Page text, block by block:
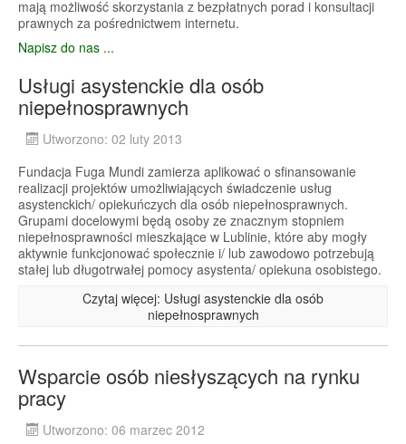
mają możliwość skorzystania z bezpłatnych porad i konsultacji
prawnych za pośrednictwem internetu.
Napisz do nas ...
Usługi asystenckie dla osób
niepełnosprawnych
Utworzono: 02 luty 2013
Fundacja Fuga Mundi zamierza aplikować o sfinansowanie
realizacji projektów umożliwiających świadczenie usług
asystenckich/ opiekuńczych dla osób niepełnosprawnych.
Grupami docelowymi będą osoby ze znacznym stopniem
niepełnosprawności mieszkające w Lublinie, które aby mogły
aktywnie funkcjonować społecznie i/ lub zawodowo potrzebują
stałej lub długotrwałej pomocy asystenta/ opiekuna osobistego.
Czytaj więcej: Usługi asystenckie dla osób
niepełnosprawnych
Wsparcie osób niesłyszących na rynku
pracy
Utworzono: 06 marzec 2012